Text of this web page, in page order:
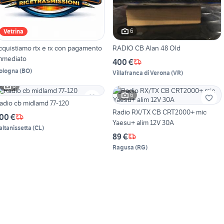
Vetrina
rtx e rx con pagamento
(BO)
6
RADIO CB Alan 48 Old
400 €
Villafranca di Verona (VR)
6
cb midlamd 77-120
€
(CL)
6
Radio RX/TX CB CRT2000+ mic
Yaesu+ alim 12V 30A
89 €
Ragusa (RG)